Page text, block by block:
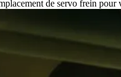
de servo frein